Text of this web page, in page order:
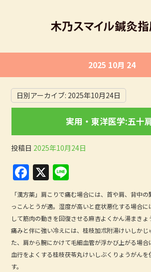
2025 10月 24
日別アーカイブ: 2025年10月24日
実用・東洋医学:五十
投稿日 2025年10月24日
F
a
c
e
b
o
X
n
e
「漢方薬」肩こりで痛む場合には、首や肩、背中
っこんとうが適。湿度が高いと症状悪化する場合に
して筋肉の動きを回復させる麻杏よくかん湯まきょ
痛みと伴に強い冷えには、桂枝加朮附湯けいしかじ
た、肩から腕にかけて毛細血管が浮かび上がる場合
血行をよくする桂枝茯苓丸けいしぶくりょうがんを
す。